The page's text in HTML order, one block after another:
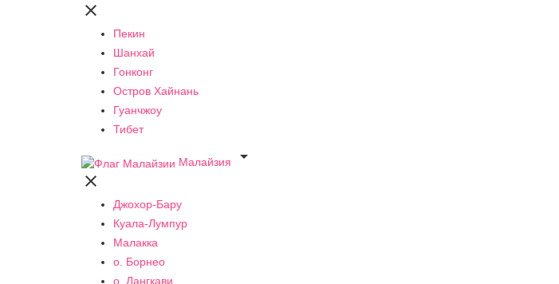

Пекин
Шанхай
Гонконг
Остров Хайнань
Гуанчжоу
Тибет
Малайзия


Джохор-Бару
Куала-Лумпур
Малакка
о. Борнео
о. Лангкави